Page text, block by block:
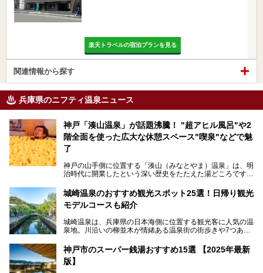
楽天トラベルの宿泊プランを見る
関連情報から探す
兵庫県のニフティ温泉ニュース
神戸「湊山温泉」が話題沸騰！ "超アヒル風呂"や2
階全面を使った広大な休憩スペース"喫泉"などで魅
了
神戸の山手側に位置する「湊山（みなとやま）温泉」は、明
治時代に開業したという深い歴史をたたえた湯どころです。
っぱいに浮かぶアヒルちゃん。さらに、ゆったりくつろげて
コワーキングも可能な休憩スペースも人気に。斬新な企画や
設備で人々をアッと驚かせる湊山温泉の魅力をリポートしま
城崎温泉のおすすめ観光スポット25選！日帰り観光
モデルコースも紹介
城崎温泉は、兵庫県の日本海側に位置する観光客に人気の温
泉地。川沿いの柳並木が情緒ある温泉街の街歩きや7つある
られています。鉄道の駅から温泉街が近く、歩いて回るのに
ちょうどよい規模で、日帰りでの訪問にもおすすめです。
神戸市のスーパー銭湯おすすめ15選 【2025年最新
版】